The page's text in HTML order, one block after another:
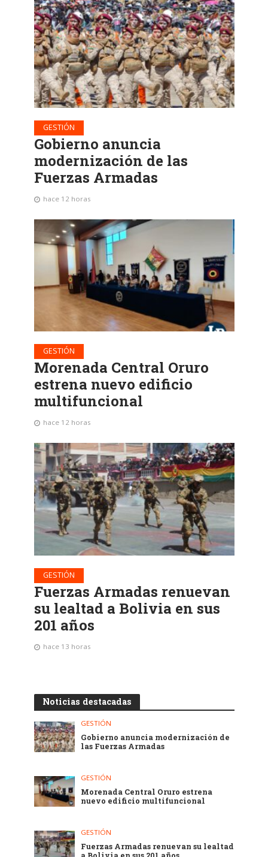
GESTIÓN
Gobierno anuncia
modernización de las
Fuerzas Armadas
hace 12 horas
GESTIÓN
Morenada Central Oruro
estrena nuevo edificio
multifuncional
hace 12 horas
GESTIÓN
Fuerzas Armadas renuevan
su lealtad a Bolivia en sus
201 años
hace 13 horas
Noticias destacadas
GESTIÓN
Gobierno anuncia modernización de
las Fuerzas Armadas
GESTIÓN
Morenada Central Oruro estrena
nuevo edificio multifuncional
GESTIÓN
Fuerzas Armadas renuevan su lealtad